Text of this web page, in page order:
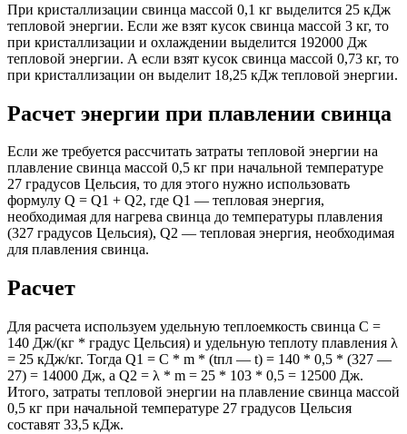
При кристаллизации свинца массой 0,1 кг выделится 25 кДж
тепловой энергии. Если же взят кусок свинца массой 3 кг, то
при кристаллизации и охлаждении выделится 192000 Дж
тепловой энергии. А если взят кусок свинца массой 0,73 кг, то
при кристаллизации он выделит 18,25 кДж тепловой энергии.
Расчет энергии при плавлении свинца
Если же требуется рассчитать затраты тепловой энергии на
плавление свинца массой 0,5 кг при начальной температуре
27 градусов Цельсия, то для этого нужно использовать
формулу Q = Q1 + Q2, где Q1 — тепловая энергия,
необходимая для нагрева свинца до температуры плавления
(327 градусов Цельсия), Q2 — тепловая энергия, необходимая
для плавления свинца.
Расчет
Для расчета используем удельную теплоемкость свинца С =
140 Дж/(кг * градус Цельсия) и удельную теплоту плавления λ
= 25 кДж/кг. Тогда Q1 = C * m * (tпл — t) = 140 * 0,5 * (327 —
27) = 14000 Дж, а Q2 = λ * m = 25 * 103 * 0,5 = 12500 Дж.
Итого, затраты тепловой энергии на плавление свинца массой
0,5 кг при начальной температуре 27 градусов Цельсия
составят 33,5 кДж.